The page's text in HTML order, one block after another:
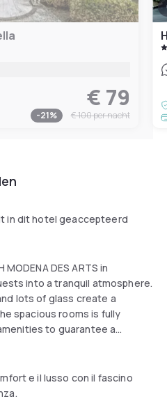
€ 79
-21% € 100per nacht
in dit hotel geaccepteerd
DES ARTS in
into a tranquil atmosphere.
lots of glass create a
spacious rooms is fully
to guarantee a
the chef spoils with
at the RMH MODENA DES
e il lusso con il fascino